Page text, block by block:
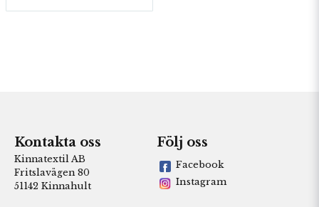
Kontakta oss
Kinnatextil AB
Fritslavägen 80
51142 Kinnahult
Följ oss
Facebook
Instagram